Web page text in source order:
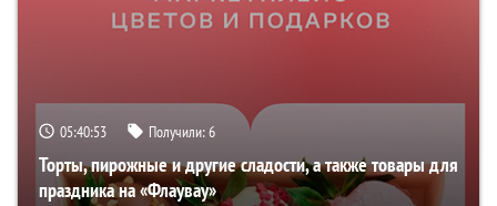
05:40:52 Получили:6
Торты, пирожные и другие сладости, а также товары для
праздника на «Флаувау»